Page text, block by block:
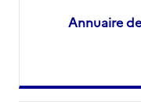
Annuaire